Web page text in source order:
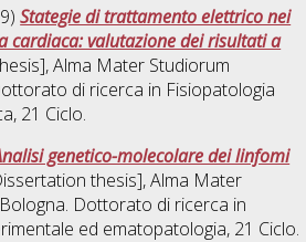
Stategie di trattamento elettrico nei
cardiaca: valutazione dei risultati a
Alma Mater Studiorum
di ricerca in Fisiopatologia
, 21 Ciclo.
genetico-molecolare dei linfomi
thesis], Alma Mater
Dottorato di ricerca in
ed ematopatologia, 21 Ciclo.